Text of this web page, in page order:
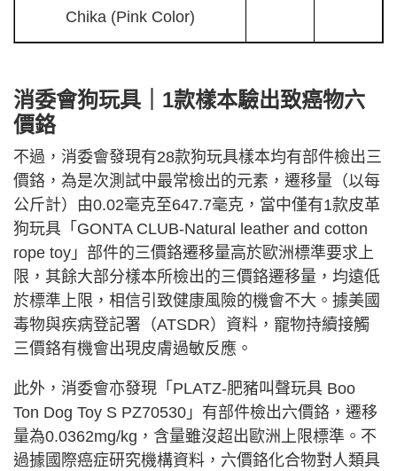
Chika (Pink Color)
消委會狗玩具｜1款樣本驗出致癌物六
價鉻
不過，消委會發現有28款狗玩具樣本均有部件檢出三
價鉻，為是次測試中最常檢出的元素，遷移量（以每
公斤計）由0.02毫克至647.7毫克，當中僅有1款皮革
狗玩具「GONTA CLUB-Natural leather and cotton
rope toy」部件的三價鉻遷移量高於歐洲標準要求上
限，其餘大部分樣本所檢出的三價鉻遷移量，均遠低
於標準上限，相信引致健康風險的機會不大。據美國
毒物與疾病登記署（ATSDR）資料，寵物持續接觸
三價鉻有機會出現皮膚過敏反應。
此外，消委會亦發現「PLATZ-肥豬叫聲玩具 Boo
Ton Dog Toy S PZ70530」有部件檢出六價鉻，遷移
量為0.0362mg/kg，含量雖沒超出歐洲上限標準。不
過據國際癌症研究機構資料，六價鉻化合物對人類具